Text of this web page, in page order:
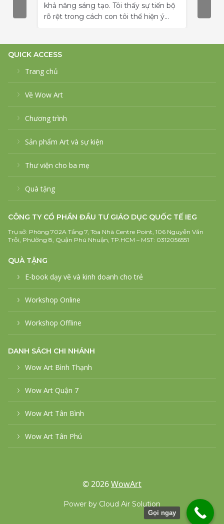
khả năng sáng tạo. Tôi thấy sự tiến bộ
rõ rệt trong cách con tôi thể hiện ý
rất
QUICK ACCESS
Trang chủ
Về Wow Art
Chương trình
Sản phẩm Art và sự kiện
Thư viện cho ba mẹ
Quà tặng
CÔNG TY CỔ PHẦN ĐẦU TƯ GIÁO DỤC QUỐC TẾ IEG
Trụ sở: Phòng 702A Tầng 7, Tòa Nhà Centre Point, 106 Nguyễn Văn
Trỗi, Phường 8, Quận Phú Nhuận, TP.HCM – MST: 0312056551
QUÀ TẶNG
E-book dạy vẽ và kinh doanh cho trẻ
Workshop Online
Workshop Offline
DANH SÁCH CHI NHÁNH
Wow Art Bình Thạnh
Wow Art Quận 7
Wow Art Tân Bình
Wow Art Tân Phú
© 2026WowArt
Power by Cloud Air Solution
Gọi ngay